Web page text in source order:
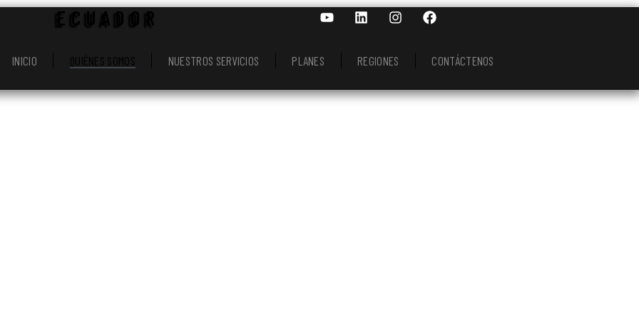
INICIO QUIÉNES SOMOS NUESTROS SERVICIOS PLANES REGIONES CONTÁCTENOS
ECUADOR